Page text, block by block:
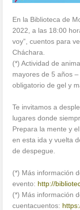
En la Biblioteca de
2022, a las 18:00
voy”, cuentos para
Cháchara.
(*) Actividad de
mayores de 5 años
obligatorio de gel y
Te invitamos a
lugares donde
Prepara la mente y
en esta ida y vuelta
de despegue.
(*) Más información
evento: http://
(*) Más información
cuentacuentos: